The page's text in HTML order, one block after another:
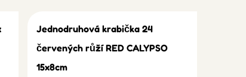
Jednodruhová krabička 24
červených růží RED CALYPSO
15x8cm